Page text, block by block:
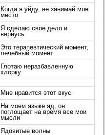
Когда я уйду, не занимай мое
место
Я сделаю свое дело и
вернусь
Это терапевтический момент,
лечебный момент
Глотаю неразбавленную
хлорку
Мне нравится этот вкус
На моем языке яд, он
поглощает на время все мои
мысли
Ядовитые волны